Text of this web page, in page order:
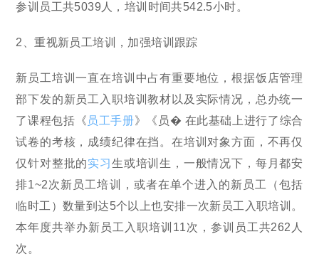
参训员工共5039人，培训时间共542.5小时。
2、重视新员工培训，加强培训跟踪
新员工培训一直在培训中占有重要地位，根据饭店管理
部下发的新员工入职培训教材以及实际情况，总办统一
了课程包括《 员工手册》《员� 在此基础上进行了综合
试卷的考核，成绩纪律在挡。在培训对象方面，不再仅
仅针对整批的实习生或培训生，一般情况下，每月都安
排1~2次新员工培训，或者在单个进入的新员工（包括
临时工）数量到达5个以上也安排一次新员工入职培训。
本年度共举办新员工入职培训11次，参训员工共262人
次。